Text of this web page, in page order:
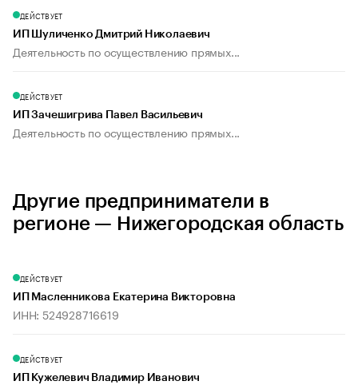
ДЕЙСТВУЕТ
ИП Шуличенко Дмитрий Николаевич
Деятельность по осуществлению прямых...
ДЕЙСТВУЕТ
ИП Зачешигрива Павел Васильевич
Деятельность по осуществлению прямых...
Другие предприниматели в
регионе — Нижегородская область
ДЕЙСТВУЕТ
ИП Масленникова Екатерина Викторовна
ИНН: 524928716619
ДЕЙСТВУЕТ
ИП Кужелевич Владимир Иванович